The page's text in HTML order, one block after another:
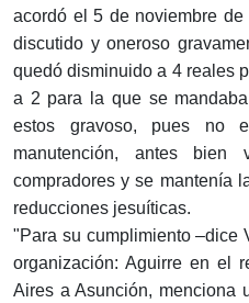
acordó el 5 de noviembre de
discutido y oneroso
quedó disminuido a 4 reales
a 2 para la que se
estos gravoso, pues no
manutención, antes bien
compradores y se mantenía
reducciones jesuíticas.
"Para su cumplimiento –dice
organización: Aguirre en el
Aires a Asunción, menciona